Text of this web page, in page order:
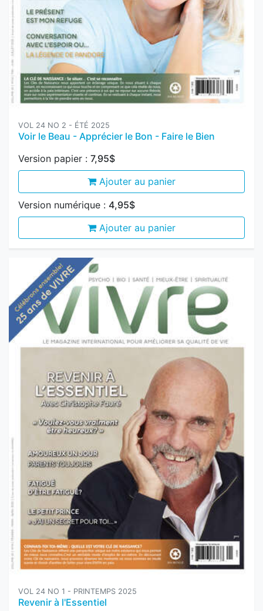
VOL 24 NO 2 - ÉTÉ 2025
Voir le Beau - Apprécier le Bon - Faire le Bien
Ajouter au panier
Version numérique :4,95$
Ajouter au panier
VOL 24 NO 1 - PRINTEMPS 2025
Revenir à l'Essentiel
Ajouter au panier